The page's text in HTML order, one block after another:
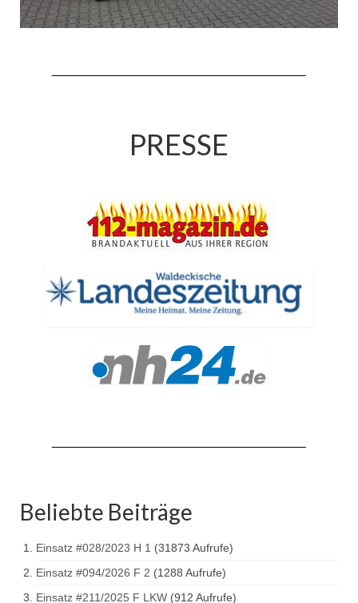
Löschgruppenfahrzeug LF 20 KatS
GDekonP-LKW
Kommandowagen KdoW
Hubarbeitsbühne B18
24.03.17 Übergabe ELW
20.11.15 Übergabe StLF und HAB
2015 LF 16 „verlässt“ Feuerwehr
Geschichte
Ehemalige Fahrzeuge
Jahresrückblick 2016
Jahresrückblick 2017
Jahresrückblick 2018
PRESSE
Beliebte Beiträge
Einsatz #028/2023 H 1 (31873 Aufrufe)
Einsatz #094/2026 F 2 (1288 Aufrufe)
Einsatz #211/2025 F LKW (912 Aufrufe)